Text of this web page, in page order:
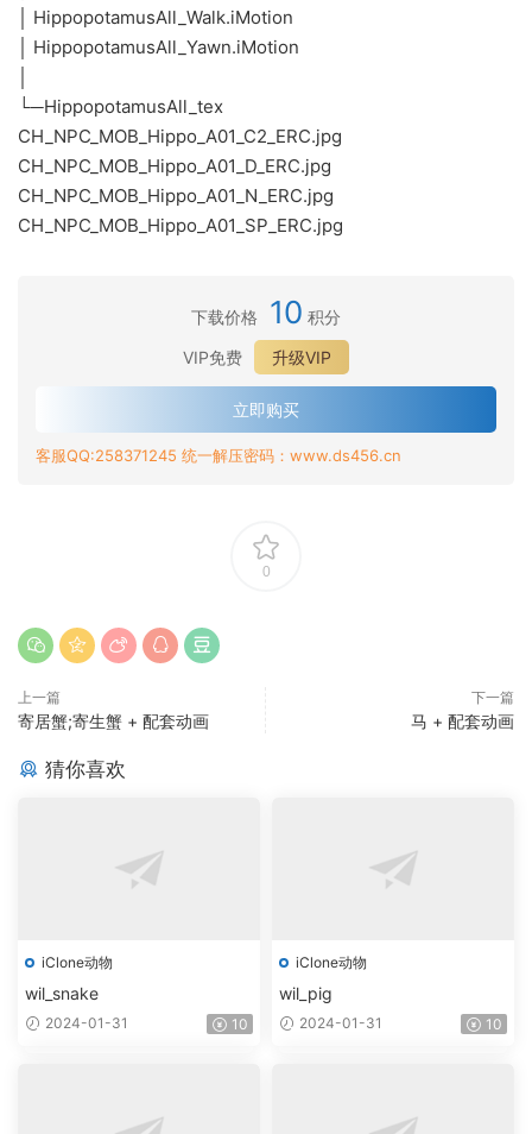
│ HippopotamusAll_Walk.iMotion
│ HippopotamusAll_Yawn.iMotion
└─HippopotamusAll_tex
CH_NPC_MOB_Hippo_A01_C2_ERC.jpg
CH_NPC_MOB_Hippo_A01_D_ERC.jpg
CH_NPC_MOB_Hippo_A01_N_ERC.jpg
CH_NPC_MOB_Hippo_A01_SP_ERC.jpg
下载价格 10 积分
VIP免费
升级VIP
立即购买
客服QQ:258371245 统一解压密码：www.ds456.cn
0
上一篇
寄居蟹;寄生蟹 + 配套动画
下一篇
马 + 配套动画
猜你喜欢
iClone动物
wil_snake
2024-01-31 10
iClone动物
wil_pig
2024-01-31 10